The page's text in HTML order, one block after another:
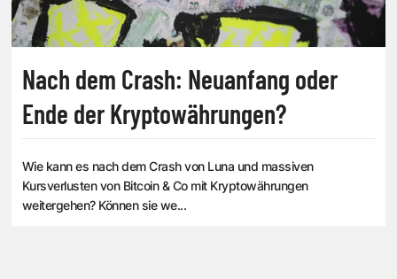
Nach dem Crash: Neuanfang oder
Ende der Kryptowährungen?
Wie kann es nach dem Crash von Luna und massiven
Kursverlusten von Bitcoin & Co mit Kryptowährungen
weitergehen? Können sie we...